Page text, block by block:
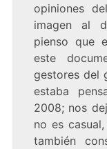
opiniones
imagen al
pienso que
este
gestores del
estaba
2008; nos
no es
también